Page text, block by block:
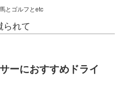
とゴルフとetc
られて
ーにおすすめドライ